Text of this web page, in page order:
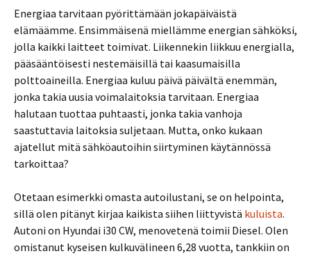
Energiaa tarvitaan pyörittämään jokapäiväistä
elämäämme. Ensimmäisenä miellämme energian sähköksi,
jolla kaikki laitteet toimivat. Liikennekin liikkuu energialla,
pääsääntöisesti nestemäisillä tai kaasumaisilla
polttoaineilla. Energiaa kuluu päivä päivältä enemmän,
jonka takia uusia voimalaitoksia tarvitaan. Energiaa
halutaan tuottaa puhtaasti, jonka takia vanhoja
saastuttavia laitoksia suljetaan. Mutta, onko kukaan
ajatellut mitä sähköautoihin siirtyminen käytännössä
tarkoittaa?
Otetaan esimerkki omasta autoilustani, se on helpointa,
sillä olen pitänyt kirjaa kaikista siihen liittyvistä kuluista.
Autoni on Hyundai i30 CW, menovetenä toimii Diesel. Olen
omistanut kyseisen kulkuvälineen 6,28 vuotta, tankkiin on